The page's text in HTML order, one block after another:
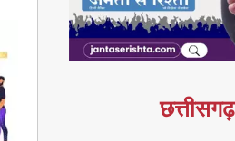
छत्तीसगढ़